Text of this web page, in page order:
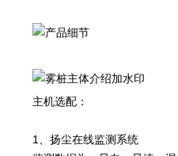
主机选配：
1、扬尘在线监测系统